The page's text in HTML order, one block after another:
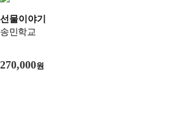
선물이야기
송민학교
270,000원